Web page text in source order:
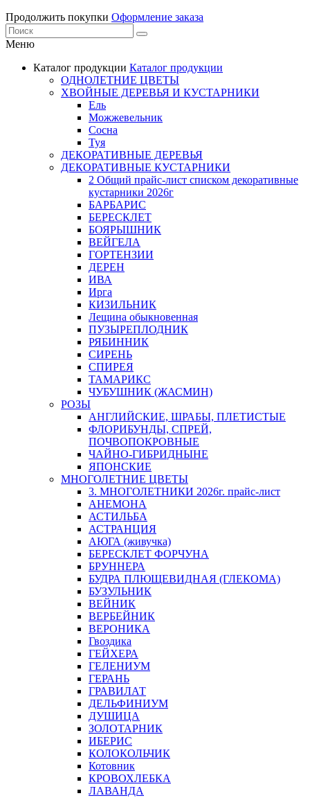
Продолжить покупки Оформление заказа
Меню
Каталог продукции Каталог продукции
ОДНОЛЕТНИЕ ЦВЕТЫ
ХВОЙНЫЕ ДЕРЕВЬЯ И КУСТАРНИКИ
Ель
Можжевельник
Сосна
Туя
ДЕКОРАТИВНЫЕ ДЕРЕВЬЯ
ДЕКОРАТИВНЫЕ КУСТАРНИКИ
2 Общий прайс-лист списком декоративные
кустарники 2026г
БАРБАРИС
БЕРЕСКЛЕТ
БОЯРЫШНИК
ВЕЙГЕЛА
ГОРТЕНЗИИ
ДЕРЕН
ИВА
Ирга
КИЗИЛЬНИК
Лещина обыкновенная
ПУЗЫРЕПЛОДНИК
РЯБИННИК
СИРЕНЬ
СПИРЕЯ
ТАМАРИКС
ЧУБУШНИК (ЖАСМИН)
РОЗЫ
АНГЛИЙСКИЕ, ШРАБЫ, ПЛЕТИСТЫЕ
ФЛОРИБУНДЫ, СПРЕЙ,
ПОЧВОПОКРОВНЫЕ
ЧАЙНО-ГИБРИДНЫНЕ
ЯПОНСКИЕ
МНОГОЛЕТНИЕ ЦВЕТЫ
3. МНОГОЛЕТНИКИ 2026г. прайс-лист
АНЕМОНА
АСТИЛЬБА
АСТРАНЦИЯ
АЮГА (живучка)
БЕРЕСКЛЕТ ФОРЧУНА
БРУННЕРА
БУДРА ПЛЮЩЕВИДНАЯ (ГЛЕКОМА)
БУЗУЛЬНИК
ВЕЙНИК
ВЕРБЕЙНИК
ВЕРОНИКА
Гвоздика
ГЕЙХЕРА
ГЕЛЕНИУМ
ГЕРАНЬ
ГРАВИЛАТ
ДЕЛЬФИНИУМ
ДУШИЦА
ЗОЛОТАРНИК
ИБЕРИС
КОЛОКОЛЬЧИК
Котовник
КРОВОХЛЕБКА
ЛАВАНДА